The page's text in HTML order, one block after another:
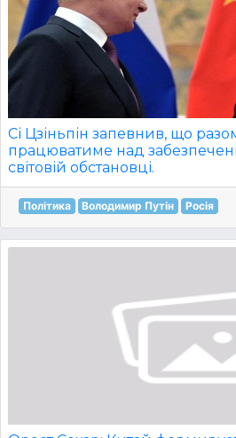
Сі Цзіньпін запевнив, що
працюватиме над
світовій обстановці.
Політика Володимир Путін Росія